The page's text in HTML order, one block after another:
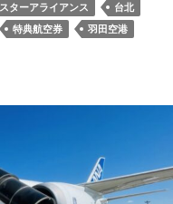
スターアライアンス
台北
特典航空券
羽田空港